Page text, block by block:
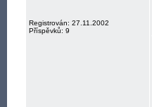
Registrován: 27.11.2002
Příspěvků: 9